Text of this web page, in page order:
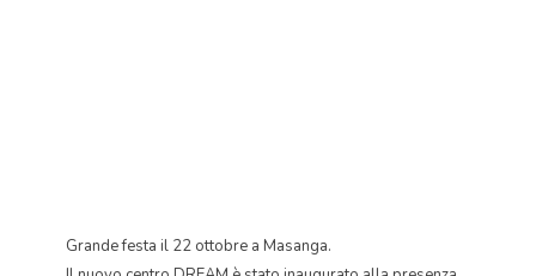
Grande festa il 22 ottobre a Masanga.